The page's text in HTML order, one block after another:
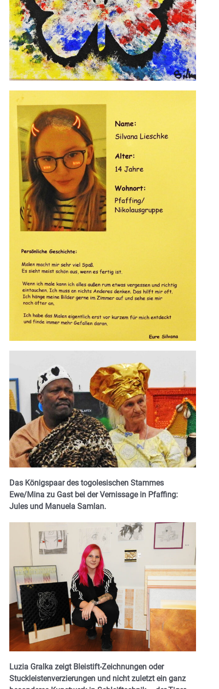
Das Königspaar des togolesischen Stammes
Ewe/Mina zu Gast bei der Vernissage in Pfaffing:
Jules und Manuela Samlan.
Luzia Gralka zeigt Bleistift-Zeichnungen oder
Stuckleistenverzierungen und nicht zuletzt ein ganz